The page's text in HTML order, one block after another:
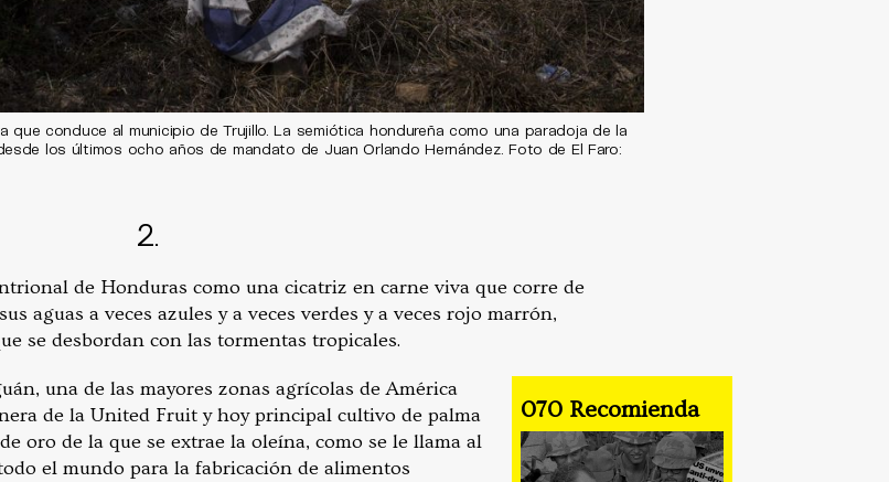
que conduce al municipio de Trujillo. La semiótica hondureña como una paradoja de la
los últimos ocho años de mandato de Juan Orlando Hernández. Foto de El Faro:
2.
de Honduras como una cicatriz en carne viva que corre de
aguas a veces azules y a veces verdes y a veces rojo marrón,
se desbordan con las tormentas tropicales.
070 Recomienda
una de las mayores zonas agrícolas de América
de la United Fruit y hoy principal cultivo de palma
oro de la que se extrae la oleína, como se le llama al
el mundo para la fabricación de alimentos